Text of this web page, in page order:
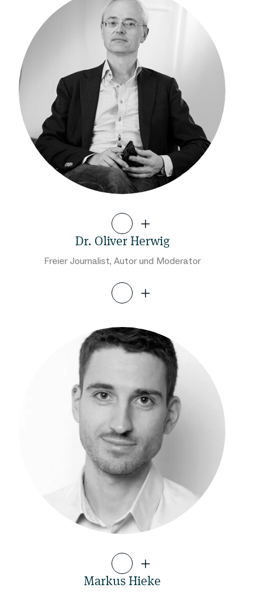
Dr. Oliver Herwig
Freier Journalist, Autor und Moderator
Markus Hieke